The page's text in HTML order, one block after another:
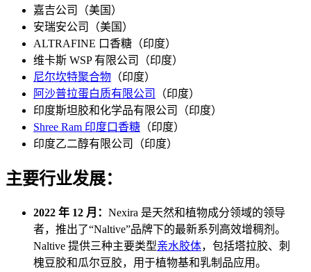
嘉吉公司（美国）
安瑞安公司（美国）
ALTRAFINE 口香糖（印度）
维卡斯 WSP 有限公司（印度）
尼尔坎特聚合物 （印度）
阿沙普拉蛋白质有限公司
（印度）
印度斯坦胶和化学品有限公司（印度）
Shree Ram 印度口香糖 （印度）
印度乙二醇有限公司（印度）
主要行业发展：
2022 年 12 月： Nexira 是天然和植物成分领域的领导
者，推出了“Naltive”品牌下的最新系列高效增稠剂。
Naltive 提供三种主要类型亲水胶体，包括塔拉胶、刺
槐豆胶和瓜尔豆胶，用于植物基和乳制品应用。